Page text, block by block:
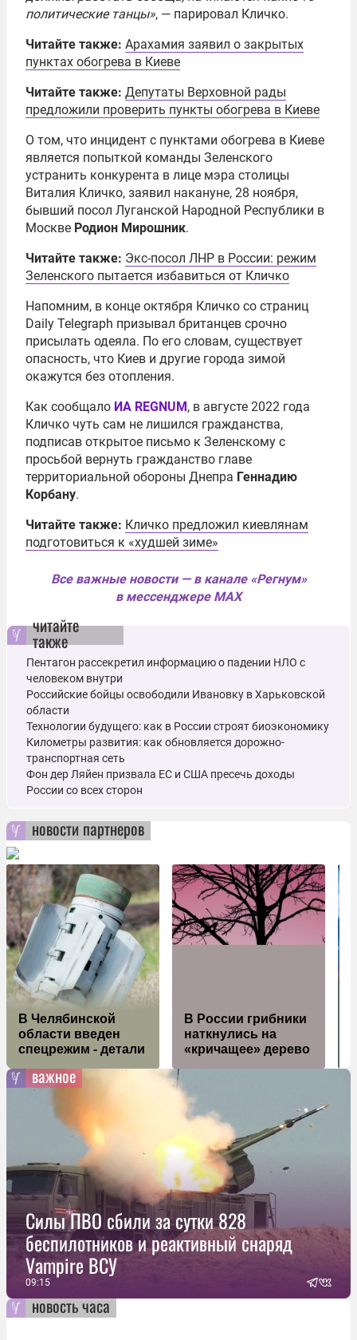
политические танцы», — парировал Кличко.
Читайте также: Арахамия заявил о закрытых
пунктах обогрева в Киеве
Читайте также: Депутаты Верховной рады
предложили проверить пункты обогрева в Киеве
О том, что инцидент с пунктами обогрева в Киеве
является попыткой команды Зеленского
устранить конкурента в лице мэра столицы
Виталия Кличко, заявил накануне, 28 ноября,
бывший посол Луганской Народной Республики в
Москве Родион Мирошник.
Читайте также: Экс-посол ЛНР в России: режим
Зеленского пытается избавиться от Кличко
Напомним, в конце октября Кличко со страниц
Daily Telegraph призывал британцев срочно
присылать одеяла. По его словам, существует
опасность, что Киев и другие города зимой
окажутся без отопления.
Как сообщало ИА REGNUM , в августе 2022 года
Кличко чуть сам не лишился гражданства,
подписав открытое письмо к Зеленскому с
просьбой вернуть гражданство главе
территориальной обороны Днепра Геннадию
Корбану.
Читайте также: Кличко предложил киевлянам
подготовиться к «худшей зиме»
Все важные новости — в канале «Регнум»
в мессенджере MAX
читайте
также
Пентагон рассекретил информацию о падении НЛО с
человеком внутри
Российские бойцы освободили Ивановку в Харьковской
области
Технологии будущего: как в России строят биоэкономику
Километры развития: как обновляется дорожно-
транспортная сеть
Фон дер Ляйен призвала ЕС и США пресечь доходы
России со всех сторон
новости партнеров
В Челябинской
области введен
спецрежим - детали
В России грибники
наткнулись на
«кричащее» дерево
важное
Силы ПВО сбили за сутки 828
беспилотников и реактивный снаряд
Vampire ВСУ
09:15
новость часа